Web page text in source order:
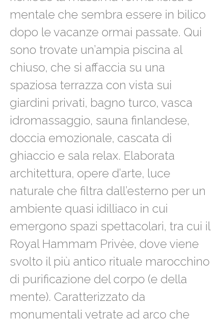
mentale che sembra essere in bilico
dopo le vacanze ormai passate. Qui
sono trovate un’ampia piscina al
chiuso, che si affaccia su una
spaziosa terrazza con vista sui
giardini privati, bagno turco, vasca
idromassaggio, sauna finlandese,
doccia emozionale, cascata di
ghiaccio e sala relax. Elaborata
architettura, opere d’arte, luce
naturale che filtra dall’esterno per un
ambiente quasi idilliaco in cui
emergono spazi spettacolari, tra cui il
Royal Hammam Privèe, dove viene
svolto il più antico rituale marocchino
di purificazione del corpo (e della
mente). Caratterizzato da
monumentali vetrate ad arco che